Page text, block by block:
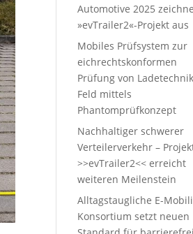
Automotive 2025
»evTrailer2«-Projekt aus
Mobiles Prüfsystem zur
eichrechtskonformen
Prüfung von
Feld mittels
Phantomprüfkonzept
Nachhaltiger schwerer
Verteilerverkehr –
>>evTrailer2<< erreicht
weiteren Meilenstein
Alltagstaugliche E-
Konsortium setzt neuen